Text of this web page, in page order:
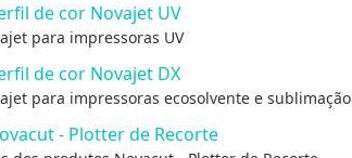
de cor Novajet UV
para impressoras UV
de cor Novajet DX
para impressoras ecosolvente e sublimação
- Plotter de Recorte